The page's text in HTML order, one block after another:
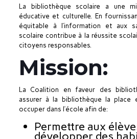
La bibliothèque scolaire a une
éducative et culturelle. En
équitable à l’information et aux
scolaire contribue à la réussite
citoyens responsables.
Mission:
La Coalition en faveur des
assurer à la bibliothèque la place
occuper dans l’école afin de:
Permettre aux
développer des